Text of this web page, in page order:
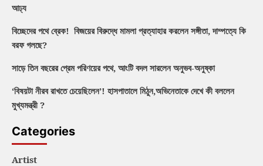
আঢ্য
বিচ্ছেদের পথে ব্রেক! বিজয়ের বিরুদ্ধে মামলা প্রত্যাহার করলেন সঙ্গীতা, দাম্পত্যে কি
বরফ গলছে?
সাড়ে তিন বছরের প্রেম পরিণয়ের পথে, আংটি বদল সারলেন অনুভব-অনুষ্কা
‘বিষয়টা নীরব রাখতে চেয়েছিলেন’! হাসপাতালে মিঠুন,অভিনেতাকে দেখে কী বললেন
মুখ্যমন্ত্রী ?
Categories
Artist